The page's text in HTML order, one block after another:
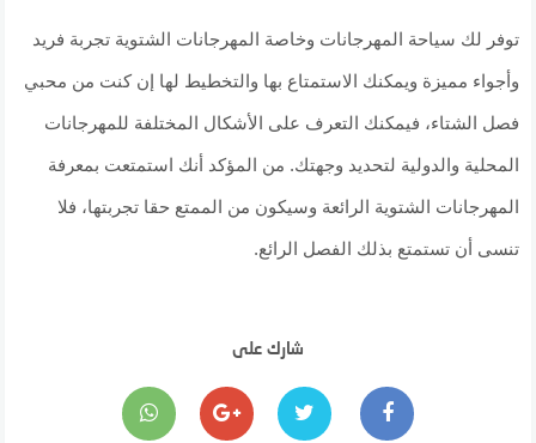
توفر لك سياحة المهرجانات وخاصة المهرجانات الشتوية تجربة فريد
وأجواء مميزة ويمكنك الاستمتاع بها والتخطيط لها إن كنت من محبي
فصل الشتاء، فيمكنك التعرف على الأشكال المختلفة للمهرجانات
المحلية والدولية لتحديد وجهتك. من المؤكد أنك استمتعت بمعرفة
المهرجانات الشتوية الرائعة وسيكون من الممتع حقا تجربتها، فلا
تنسى أن تستمتع بذلك الفصل الرائع.
شارك على